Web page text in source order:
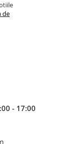
de
- 17:00